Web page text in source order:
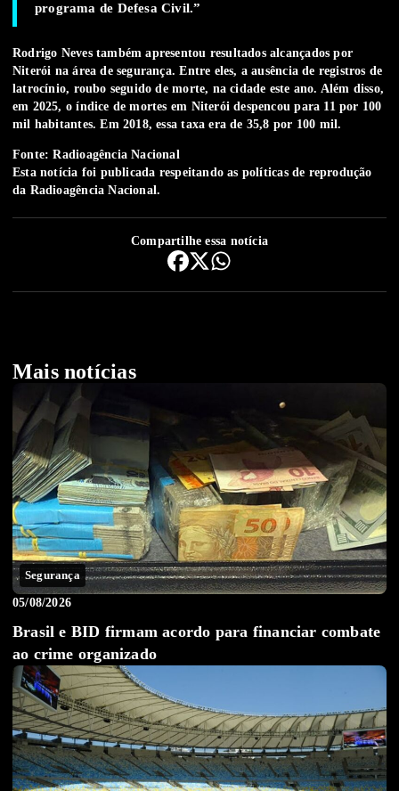
programa de Defesa Civil.”
Rodrigo Neves também apresentou resultados alcançados por
Niterói na área de segurança. Entre eles, aausência de registros de
latrocínio, roubo seguido de morte, na cidade este ano. Além disso,
em 2025, oíndice de mortes em Niterói despencou para 11 por 100
mil habitantes. Em 2018, essa taxa era de 35,8 por 100 mil.
Fonte: Radioagência Nacional
Esta notícia foi publicada respeitando as políticas de reprodução
da Radioagência Nacional.
Compartilhe essa notícia
Mais notícias
Segurança
05/08/2026
Brasil e BID firmam acordo para financiar combate
ao crime organizado